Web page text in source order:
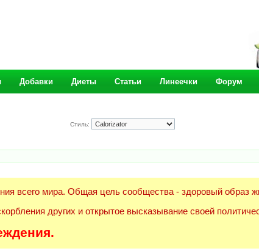
Добавки Диеты Статьи Линеечки Форум
Стиль:
всего мира. Общая цель сообщества - здоровый образ
других и открытое высказывание своей